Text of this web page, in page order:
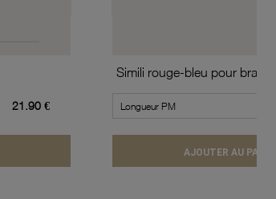
21.90 €
AJOUTER AU